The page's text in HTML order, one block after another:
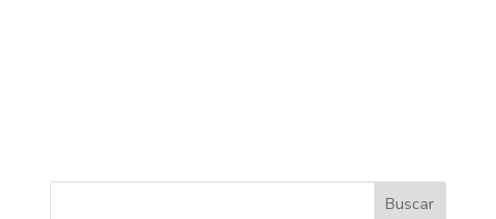
Buscar